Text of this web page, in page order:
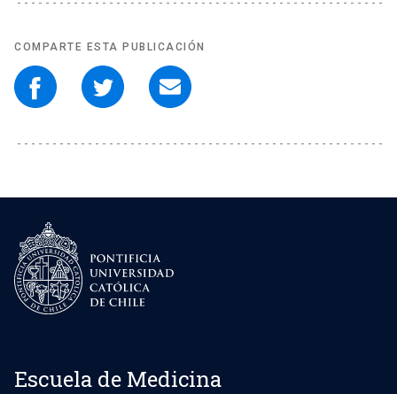
COMPARTE ESTA PUBLICACIÓN
Escuela de Medicina